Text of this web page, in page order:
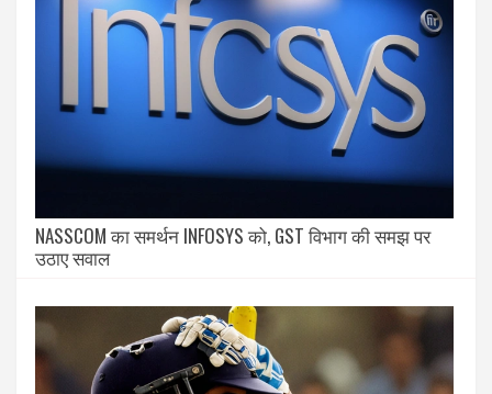
NASSCOM का समर्थन INFOSYS को, GST विभाग की समझ पर
उठाए सवाल